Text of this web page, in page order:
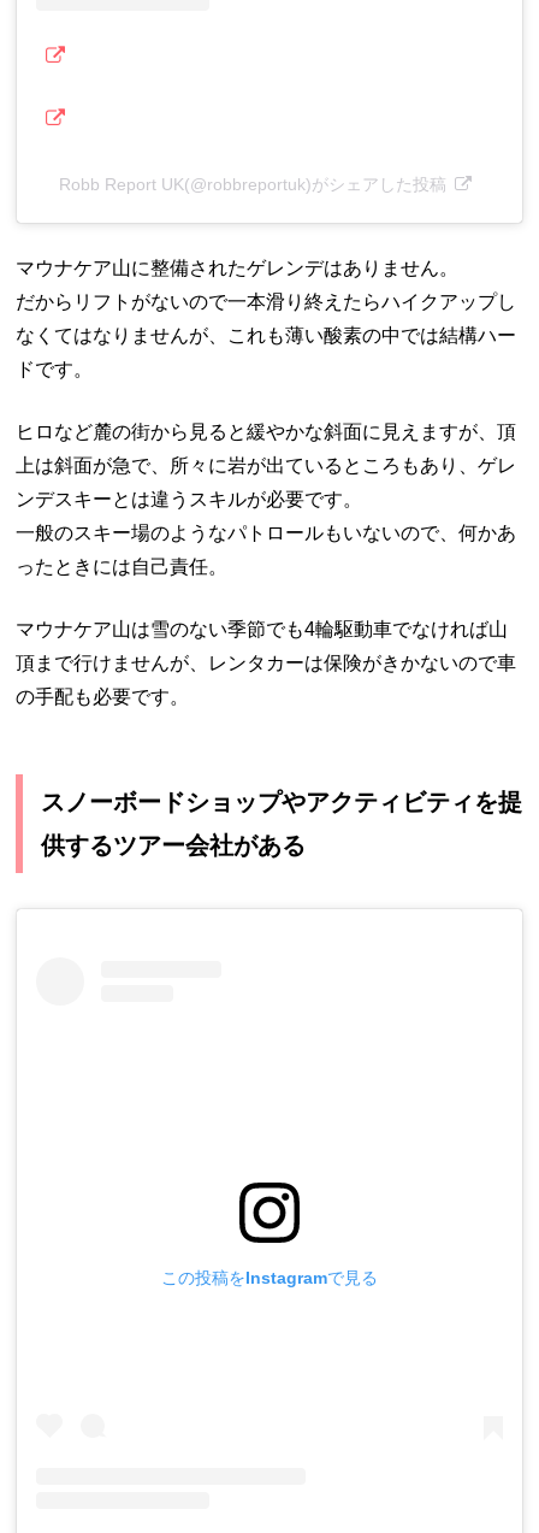
Robb Report UK(@robbreportuk)がシェアした投稿
マウナケア山に整備されたゲレンデはありません。
だからリフトがないので一本滑り終えたらハイクアップし
なくてはなりませんが、これも薄い酸素の中では結構ハー
ドです。
ヒロなど麓の街から見ると緩やかな斜面に見えますが、頂
上は斜面が急で、所々に岩が出ているところもあり、ゲレ
ンデスキーとは違うスキルが必要です。
一般のスキー場のようなパトロールもいないので、何かあ
ったときには自己責任。
マウナケア山は雪のない季節でも4輪駆動車でなければ山
頂まで行けませんが、レンタカーは保険がきかないので車
の手配も必要です。
スノーボードショップやアクティビティを提
供するツアー会社がある
この投稿をInstagramで見る